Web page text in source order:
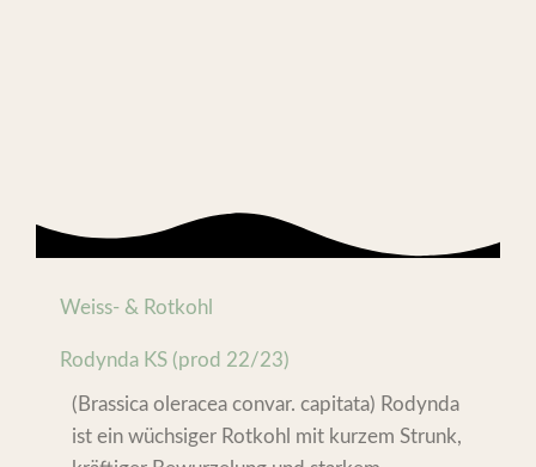
Weiss- & Rotkohl
Rodynda KS (prod 22/23)
(Brassica oleracea convar. capitata) Rodynda
ist ein wüchsiger Rotkohl mit kurzem Strunk,